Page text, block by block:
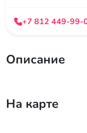
+7 812 449-99-
Описание
На карте